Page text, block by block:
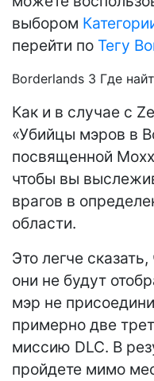
выбором
перейти по Тегу
Borderlands 3 Где
Как и в случае с
«Убийцы мэров в
посвященной
чтобы вы
врагов в
области.
Это легче
они не будут
мэр не
примерно две
миссию DLC. В
пройдете мимо